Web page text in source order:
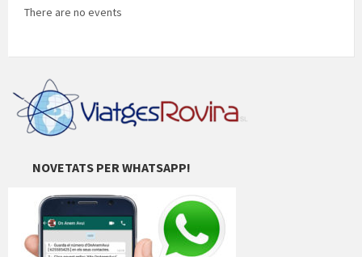
There are no events
NOVETATS PER WHATSAPP!